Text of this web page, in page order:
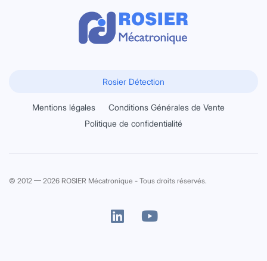
Rosier Détection
Mentions légales
Conditions Générales de Vente
Politique de confidentialité
© 2012 — 2026 ROSIER Mécatronique - Tous droits réservés.